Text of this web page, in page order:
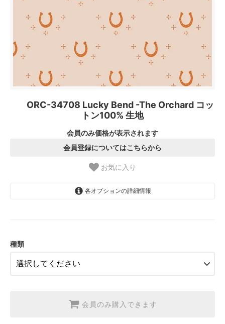
ORC-34708 Lucky Bend -The Orchard コッ
トン100% 生地
会員のみ価格が表示されます
会員登録についてはこちらから
お気に入り
各オプションの詳細情報
【2026/9/20〆10月発送予定分】
種類
会員のみ購入できます